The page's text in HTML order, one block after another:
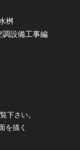
桝
調設備工事編
下さい。
を描く